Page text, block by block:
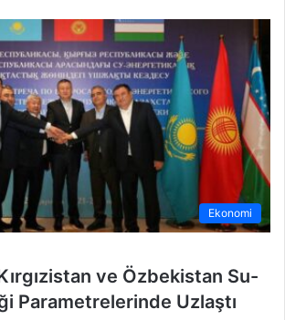
Ekonomi
ve Özbekistan Su-
Parametrelerinde Uzlaştı